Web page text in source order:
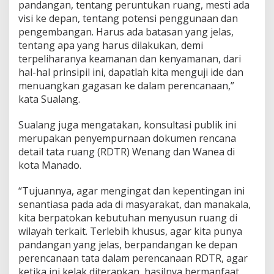
a
n
f
a
a
t
B
e
U
n
t
a
s
y
a
a
k
pandangan, tentang peruntukan ruang, mesti ada
visi ke depan, tentang potensi penggunaan dan
pengembangan. Harus ada batasan yang jelas,
tentang apa yang harus dilakukan, demi
terpeliharanya keamanan dan kenyamanan, dari
hal-hal prinsipil ini, dapatlah kita menguji ide dan
menuangkan gagasan ke dalam perencanaan,”
kata Sualang.
Sualang juga mengatakan, konsultasi publik ini
merupakan penyempurnaan dokumen rencana
detail tata ruang (RDTR) Wenang dan Wanea di
kota Manado.
“Tujuannya, agar mengingat dan kepentingan ini
senantiasa pada ada di masyarakat, dan manakala,
kita berpatokan kebutuhan menyusun ruang di
wilayah terkait. Terlebih khusus, agar kita punya
pandangan yang jelas, berpandangan ke depan
perencanaan tata dalam perencanaan RDTR, agar